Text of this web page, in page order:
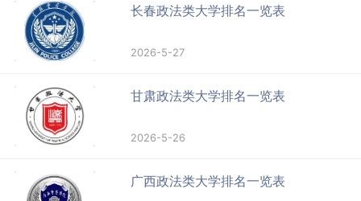
长春政法类大学排名一览表
2026-5-27
甘肃政法类大学排名一览表
2026-5-26
广西政法类大学排名一览表